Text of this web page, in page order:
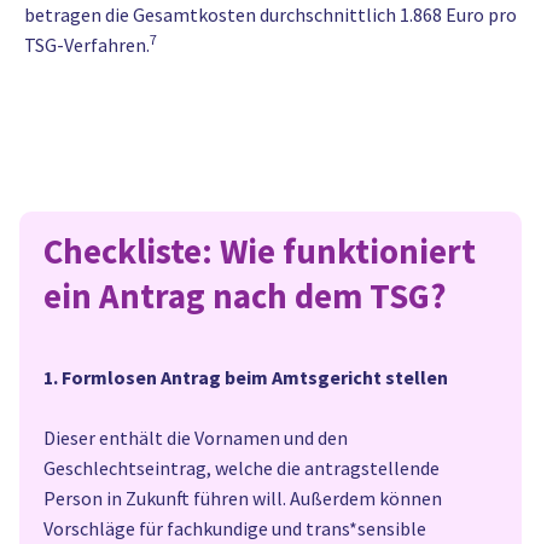
betragen die Gesamtkosten durchschnittlich 1.868 Euro pro
TSG-Verfahren.7
Checkliste: Wie funktioniert
ein Antrag nach dem TSG?
1. Formlosen Antrag beim Amtsgericht stellen
Dieser enthält die Vornamen und den
Geschlechtseintrag, welche die antragstellende
Person in Zukunft führen will. Außerdem können
Vorschläge für fachkundige und trans*sensible